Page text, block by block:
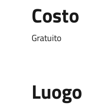
Costo
Gratuito
Luogo